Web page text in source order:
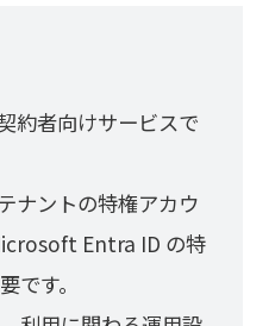
約者向けサービスで
ナントの特権アカウ
Entra ID の特
です。